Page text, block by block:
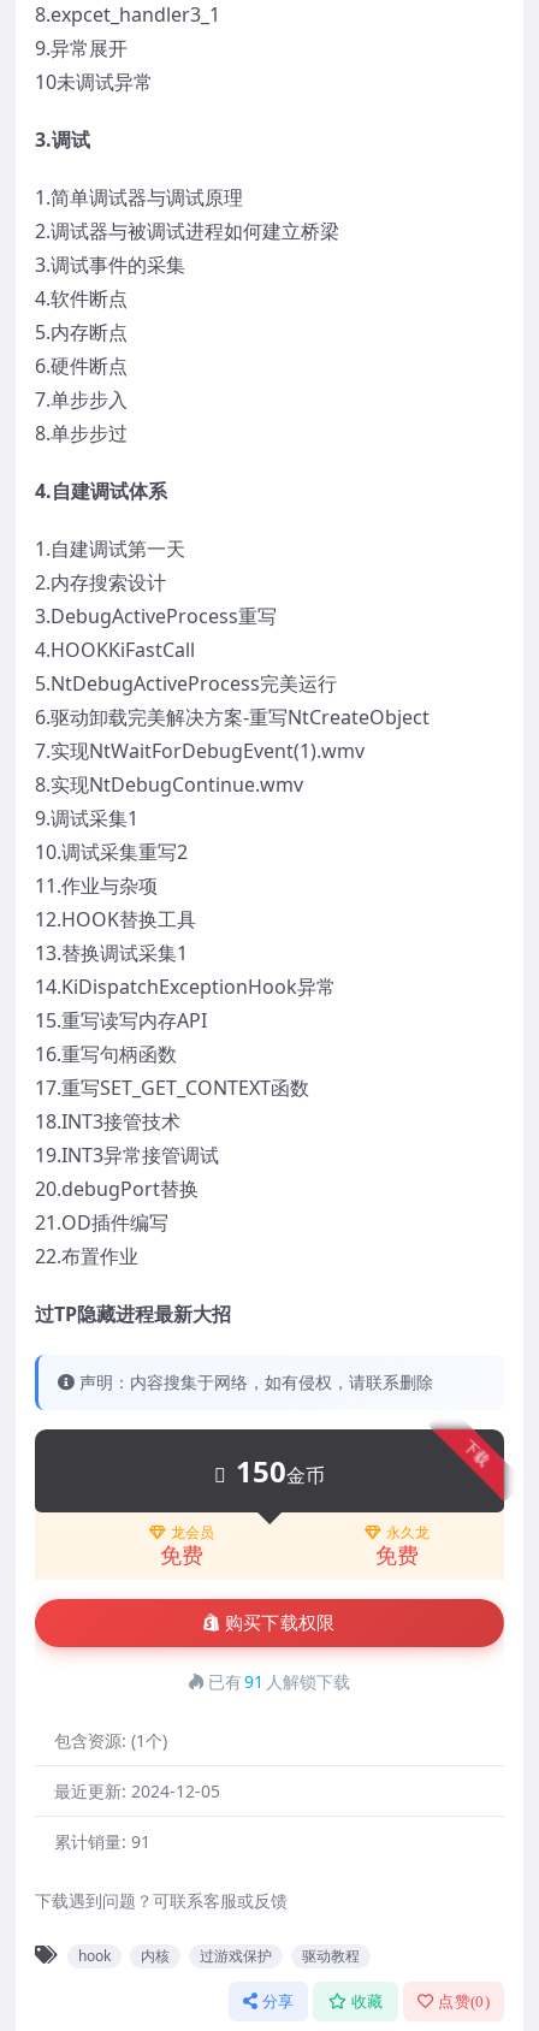
8.expcet_handler3_1
9.异常展开
10未调试异常
3.调试
1.简单调试器与调试原理
2.调试器与被调试进程如何建立桥梁
3.调试事件的采集
4.软件断点
5.内存断点
6.硬件断点
7.单步步入
8.单步步过
4.自建调试体系
1.自建调试第一天
2.内存搜索设计
3.DebugActiveProcess重写
4.HOOKKiFastCall
5.NtDebugActiveProcess完美运行
6.驱动卸载完美解决方案-重写NtCreateObject
7.实现NtWaitForDebugEvent(1).wmv
8.实现NtDebugContinue.wmv
9.调试采集1
10.调试采集重写2
11.作业与杂项
12.HOOK替换工具
13.替换调试采集1
14.KiDispatchExceptionHook异常
15.重写读写内存API
16.重写句柄函数
17.重写SET_GET_CONTEXT函数
18.INT3接管技术
19.INT3异常接管调试
20.debugPort替换
21.OD插件编写
22.布置作业
过TP隐藏进程最新大招
声明：内容搜集于网络，如有侵权，请联系删除
下载
150金币
龙会员
免费
永久龙
免费
购买下载权限
已有91 人解锁下载
包含资源: (1个)
最近更新: 2024-12-05
累计销量: 91
下载遇到问题？可联系客服或反馈
hook 内核 过游戏保护 驱动教程
分享 收藏 点赞(0)